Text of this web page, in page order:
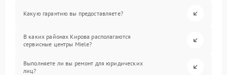
Какую гарантию вы предоставляете?
В каких районах Кирова располагаются
сервисные центры Miele?
Выполняете ли вы ремонт для юридических
лиц?